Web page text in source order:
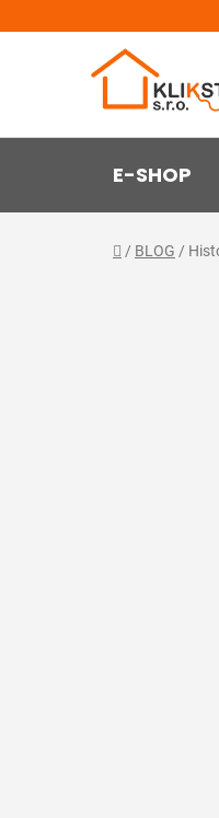
na
E-SHOP
Domov
/ BLOG /